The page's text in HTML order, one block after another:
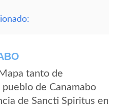
tanto de
de Canamabo
de Sancti Spiritus en